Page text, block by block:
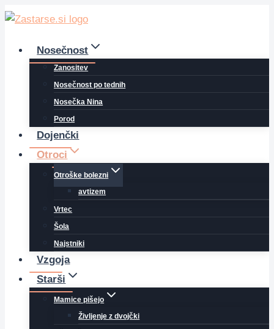
Skip
contentNosečnost
Zanositev
Nosečnost po tednih
Nosečka Nina
Porod
Dojenčki
Otroci
Otroške bolezni
avtizem
Vrtec
Šola
Najstniki
Vzgoja
Starši
Mamice pišejo
Življenje z dvojčki